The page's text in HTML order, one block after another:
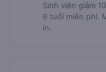
Sinh viên giảm
6 tuổi miễn phí.
in.